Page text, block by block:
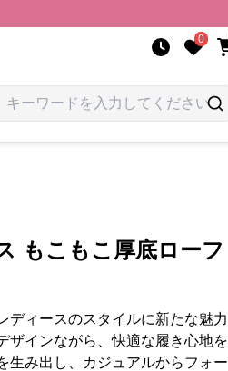
0
もこもこ厚底ローフ
ディースのスタイルに新たな魅力
ザインながら、快適な履き心地を
生み出し、カジュアルからフォー